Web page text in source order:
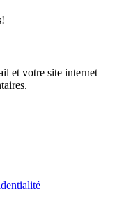
et votre site internet